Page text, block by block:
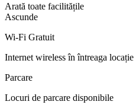
Arată toate facilitățile
Ascunde
Wi-Fi Gratuit
Internet wireless în întreaga locație
Parcare
Locuri de parcare disponibile